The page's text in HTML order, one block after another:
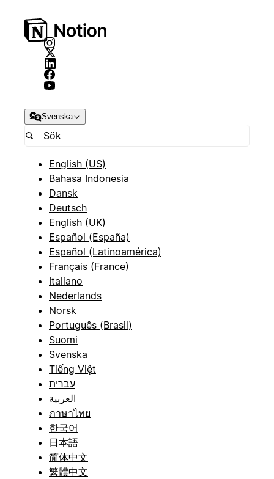
Svenska
English (US)
Bahasa Indonesia
Dansk
Deutsch
English (UK)
Español (España)
Español (Latinoamérica)
Français (France)
Italiano
Nederlands
Norsk
Português (Brasil)
Suomi
Svenska
Tiếng Việt
עברית
العربية
ภาษาไทย
한국어
日本語
简体中文
繁體中文